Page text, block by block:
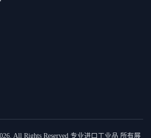
All Rights Reserved 专业进口工业品 所有展